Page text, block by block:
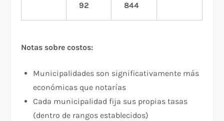
92
844
Notas sobre costos:
Municipalidades son significativamente más
económicas que notarías​
Cada municipalidad fija sus propias tasas
(dentro de rangos establecidos)